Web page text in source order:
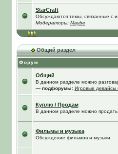
StarCraft
Обсуждаются темы, связанные с
Модераторы: Maybe
Общий раздел
Форум
Общий
В данном разделе можно
— подфорумы: Игровые девайсы
Куплю / Продам
В данном разделе можно продать
Фильмы и музыка
Обсуждение фильмов и музыки.